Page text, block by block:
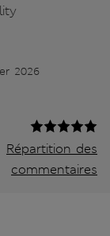
2026
Répartition des
commentaires